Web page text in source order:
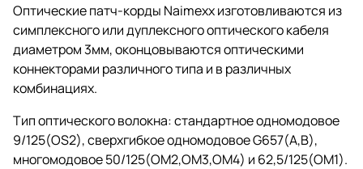
Оптические патч-корды Naimexx изготовливаются из
симплексного или дуплексного оптического кабеля
диаметром 3мм, оконцовываются оптическими
коннекторами различного типа и в различных
комбинациях.
Тип оптического волокна: стандартное одномодовое
9/125(OS2), сверхгибкое одномодовое G657(A,B),
многомодовое 50/125(OM2,OM3,OM4) и 62,5/125(OM1).